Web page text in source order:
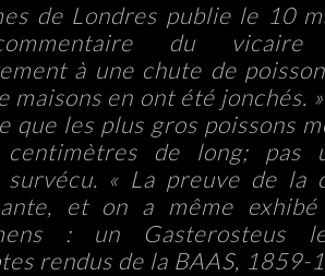
de Londres publie le 10
du vicaire
à une chute de
maisons en ont été jonchés.
que les plus gros poissons
centimètres de long; pas
survécu. « La preuve de la
et on a même exhibé
: un Gasterosteus
rendus de la BAAS, 1859-